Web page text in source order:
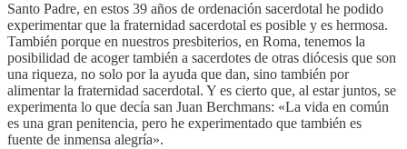
Santo Padre, en estos 39 años de ordenación sacerdotal he podido
experimentar que la fraternidad sacerdotal es posible y es hermosa.
También porque en nuestros presbiterios, en Roma, tenemos la
posibilidad de acoger también a sacerdotes de otras diócesis que son
una riqueza, no solo por la ayuda que dan, sino también por
alimentar la fraternidad sacerdotal. Y es cierto que, al estar juntos, se
experimenta lo que decía san Juan Berchmans: «La vida en común
es una gran penitencia, pero he experimentado que también es
fuente de inmensa alegría».